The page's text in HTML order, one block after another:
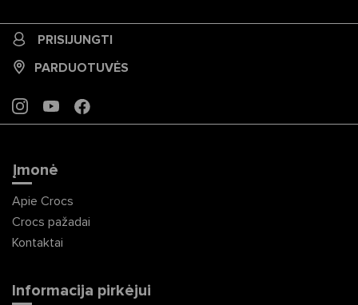
PRISIJUNGTI
PARDUOTUVĖS
INSTAGRAM
YOUTUBEFACEBOOK
Įmonė
Apie Crocs
Crocs pažadai
Kontaktai
Informacija pirkėjui